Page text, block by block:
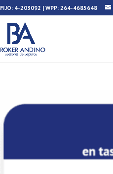
FIJO: 4-203092 | WPP: 264-4685648